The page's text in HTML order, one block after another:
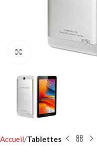
Cliquez pour agrandir
Accueil Tablettes